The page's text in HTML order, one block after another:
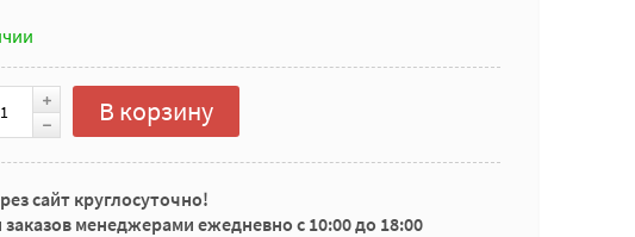
В корзину
сайт круглосуточно!
менеджерами ежедневно с 10:00 до 18:00